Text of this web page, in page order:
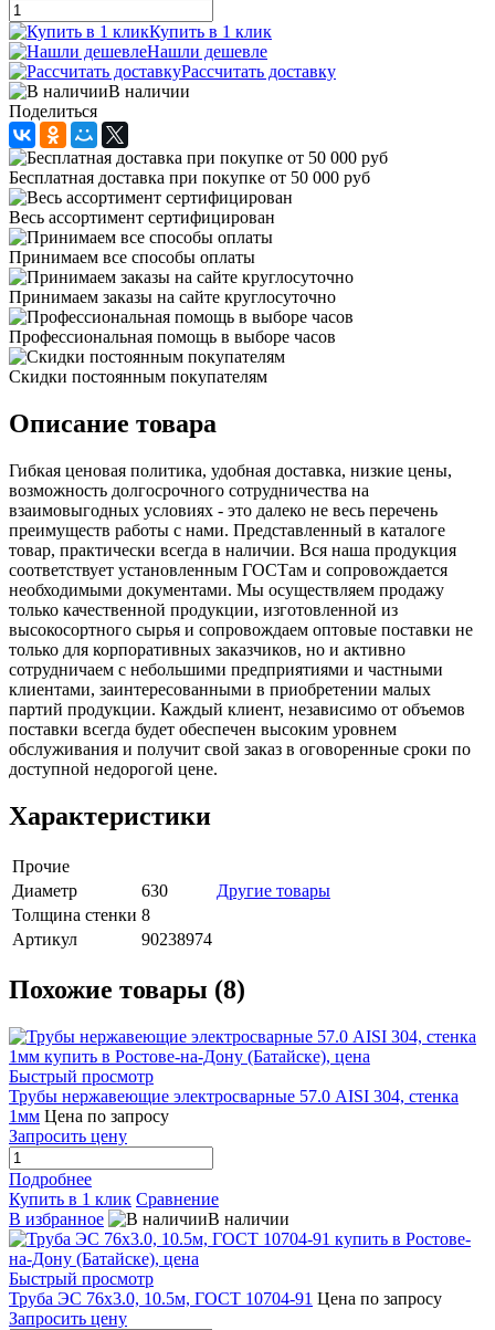
Купить в 1 клик
Нашли дешевле
Рассчитать доставку
В наличии
Поделиться
Бесплатная доставка при покупке от 50 000 руб
Весь ассортимент сертифицирован
Принимаем все способы оплаты
Принимаем заказы на сайте круглосуточно
Профессиональная помощь в выборе часов
Скидки постоянным покупателям
Описание товара
Гибкая ценовая политика, удобная доставка, низкие цены,
возможность долгосрочного сотрудничества на
взаимовыгодных условиях - это далеко не весь перечень
преимуществ работы с нами. Представленный в каталоге
товар, практически всегда в наличии. Вся наша продукция
соответствует установленным ГОСТам и сопровождается
необходимыми документами. Мы осуществляем продажу
только качественной продукции, изготовленной из
высокосортного сырья и сопровождаем оптовые поставки не
только для корпоративных заказчиков, но и активно
сотрудничаем с небольшими предприятиями и частными
клиентами, заинтересованными в приобретении малых
партий продукции. Каждый клиент, независимо от объемов
поставки всегда будет обеспечен высоким уровнем
обслуживания и получит свой заказ в оговоренные сроки по
доступной недорогой цене.
Характеристики
Прочие
Диаметр
630
Другие товары
Толщина стенки 8
Артикул
90238974
Похожие товары (8)
Быстрый просмотр
Трубы нержавеющие электросварные 57.0 AISI 304, стенка
1мм Цена по запросу
Запросить цену
Подробнее
Купить в 1 клик Сравнение
В избранное
В наличии
Быстрый просмотр
Труба ЭС 76х3.0, 10.5м, ГОСТ 10704-91 Цена по запросу
Запросить цену